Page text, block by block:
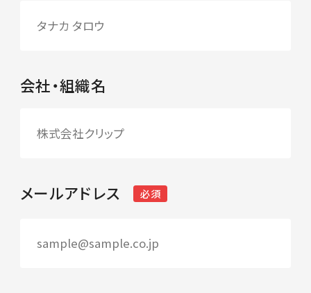
会社・組織名
メールアドレス 必須